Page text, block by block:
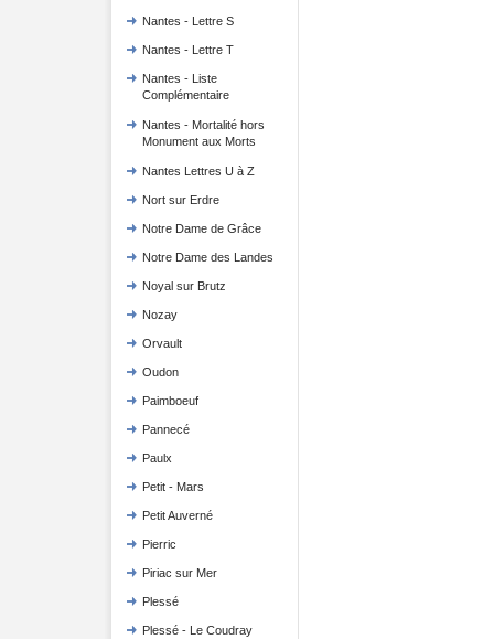
Nantes - Lettre S
Nantes - Lettre T
Nantes - Liste
Complémentaire
Nantes - Mortalité hors
Monument aux Morts
Nantes Lettres U à Z
Nort sur Erdre
Notre Dame de Grâce
Notre Dame des Landes
Noyal sur Brutz
Nozay
Orvault
Oudon
Paimboeuf
Pannecé
Paulx
Petit - Mars
Petit Auverné
Pierric
Piriac sur Mer
Plessé
Plessé - Le Coudray